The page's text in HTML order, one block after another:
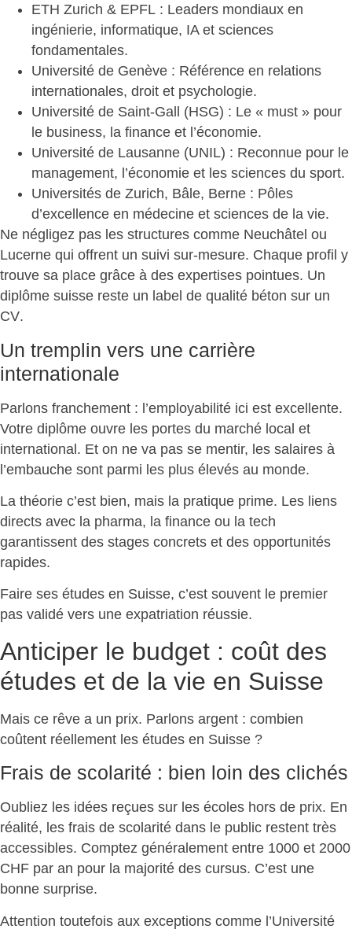
ETH Zurich & EPFL : Leaders mondiaux en
ingénierie, informatique, IA et sciences
fondamentales.
Université de Genève : Référence en relations
internationales, droit et psychologie.
Université de Saint-Gall (HSG) : Le « must » pour
le business, la finance et l’économie.
Université de Lausanne (UNIL) : Reconnue pour le
management, l’économie et les sciences du sport.
Universités de Zurich, Bâle, Berne : Pôles
d’excellence en médecine et sciences de la vie.
Ne négligez pas les structures comme Neuchâtel ou
Lucerne qui offrent un suivi sur-mesure. Chaque profil y
trouve sa place grâce à des expertises pointues. Un
diplôme suisse reste un label de qualité béton sur un
CV.
Un tremplin vers une carrière
internationale
Parlons franchement : l’employabilité ici est excellente.
Votre diplôme ouvre les portes du marché local et
international. Et on ne va pas se mentir, les salaires à
l’embauche sont parmi les plus élevés au monde.
La théorie c’est bien, mais la pratique prime. Les liens
directs avec la pharma, la finance ou la tech
garantissent des stages concrets et des opportunités
rapides.
Faire ses études en Suisse, c’est souvent le premier
pas validé vers une expatriation réussie.
Anticiper le budget : coût des
études et de la vie en Suisse
Mais ce rêve a un prix. Parlons argent : combien
coûtent réellement les études en Suisse ?
Frais de scolarité : bien loin des clichés
Oubliez les idées reçues sur les écoles hors de prix. En
réalité, les frais de scolarité dans le public restent très
accessibles. Comptez généralement entre 1000 et 2000
CHF par an pour la majorité des cursus. C’est une
bonne surprise.
Attention toutefois aux exceptions comme l’Université